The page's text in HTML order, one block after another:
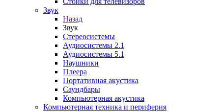
Звук
Назад
Звук
Стереосистемы
Аудиосистемы 2.1
Аудиосистемы 5.1
Наушники
Плеера
Портативная акустика
Саундбары
Компьютерная акустика
Компьютерная техника и периферия